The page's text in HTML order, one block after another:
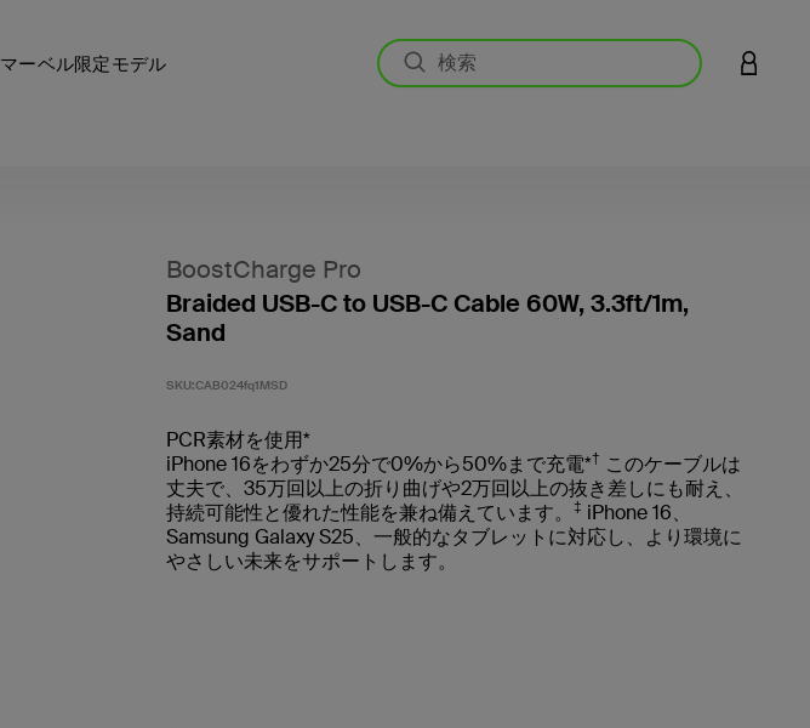
マーベル限定モデル アカウ
BoostCharge Pro
Braided USB-C to USB-C Cable 60W, 3.3ft/1m,
Sand
SKU:CAB024fq1MSD
PCR素材を使用*
iPhone 16をわずか25分で0%から50%まで充電*† このケーブルは
丈夫で、35万回以上の折り曲げや2万回以上の抜き差しにも耐え、
持続可能性と優れた性能を兼ね備えています。
‡ iPhone 16、
Samsung Galaxy S25、一般的なタブレットに対応し、より環境に
やさしい未来をサポートします。